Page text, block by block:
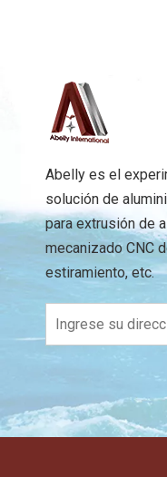
Abelly es el
solución de
para extrusión de
mecanizado CNC
estiramiento, etc.